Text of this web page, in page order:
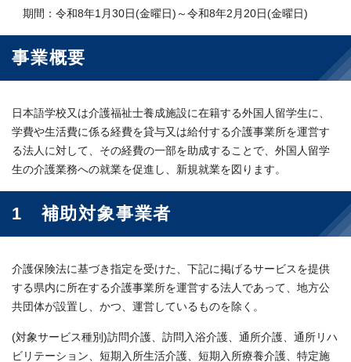
期間：令和8年1月30日(金曜日)～令和8年2月20日(金曜日)
事業概要
日本語学校又は介護福祉士養成施設に在籍する外国人留学生に、
学費や生活費に係る経費を貸与又は給付する介護事業所を運営す
る法人に対して、その経費の一部を助成することで、外国人留学
生の介護業務への就業を促進し、新規就業を図ります。
1 補助対象事業者
介護保険法に基づき指定を受けた、下記に掲げるサービスを提供
する県内に所在する介護事業所を運営する法人であって、地方公
共団体が設置し、かつ、運営しているものを除く。
(対象サービス種別)訪問介護、訪問入浴介護、通所介護、通所リハ
ビリテーション、短期入所生活介護、短期入所療養介護、特定施